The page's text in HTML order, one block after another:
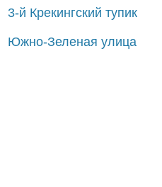
3-й Крекингский тупик
Южно-Зеленая улица